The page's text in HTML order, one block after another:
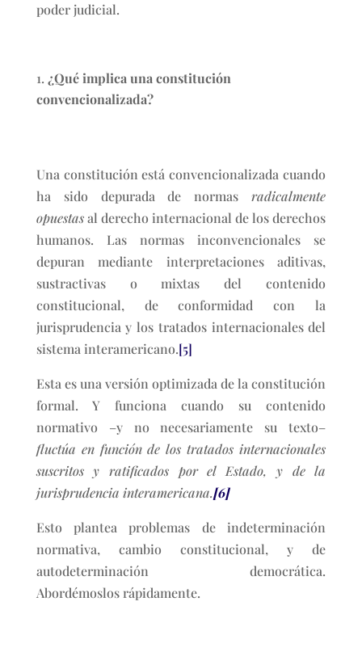
poder judicial.
¿Qué implica una constitución
convencionalizada?
Una constitución está convencionalizada cuando
ha sido depurada de normasradicalmente
opuestasal derecho internacional de los derechos
humanos. Las normas inconvencionales se
depuran mediante interpretaciones aditivas,
sustractivas o mixtas del contenido
constitucional, de conformidad con la
jurisprudencia y los tratados internacionales del
sistema interamericano.[5]
Esta es una versión optimizada de la constitución
formal. Y funciona cuando su contenido
normativo –y no necesariamente su texto–
fluctúa en función de los tratados internacionales
suscritos y ratificados por el Estado, y de la
jurisprudencia interamericana.[6]
Esto plantea problemas de indeterminación
normativa, cambio constitucional, y de
autodeterminación democrática.
Abordémoslos rápidamente.